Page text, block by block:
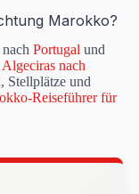
Marokko?
Portugal und
nach
Stellplätze und
Reiseführer für